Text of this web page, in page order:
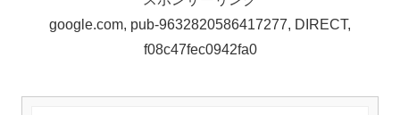
google.com, pub-9632820586417277, DIRECT,
f08c47fec0942fa0